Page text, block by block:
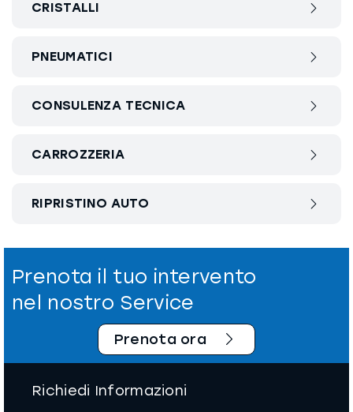
CRISTALLI
PNEUMATICI
CONSULENZA TECNICA
CARROZZERIA
RIPRISTINO AUTO
Prenota il tuo intervento
nel nostro Service
Prenota ora
Richiedi Informazioni